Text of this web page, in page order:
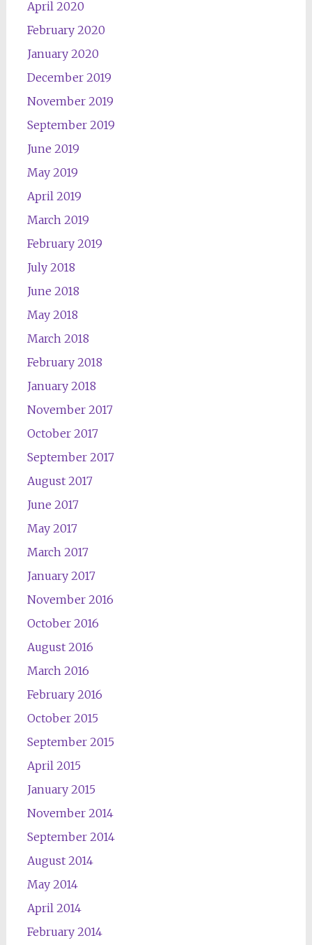
April 2020
February 2020
January 2020
December 2019
November 2019
September 2019
June 2019
May 2019
April 2019
March 2019
February 2019
July 2018
June 2018
May 2018
March 2018
February 2018
January 2018
November 2017
October 2017
September 2017
August 2017
June 2017
May 2017
March 2017
January 2017
November 2016
October 2016
August 2016
March 2016
February 2016
October 2015
September 2015
April 2015
January 2015
November 2014
September 2014
August 2014
May 2014
April 2014
February 2014